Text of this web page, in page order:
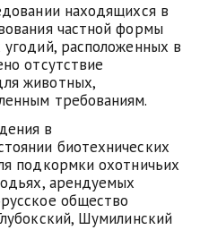
находящихся в
частной формы
расположенных в
отсутствие
животных,
требованиям.
в
биотехнических
подкормки охотничьих
арендуемых
общество
Шумилинский